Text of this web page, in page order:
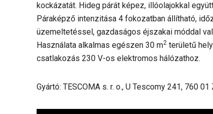
kockázatát. Hideg párát képez, illóolajokkal
Páraképző intenzitása 4 fokozatban állítható,
üzemeltetéssel, gazdaságos éjszakai móddal
Használata alkalmas egészen 30 m2 területű
csatlakozás 230 V-os elektromos hálózathoz.
Gyártó: TESCOMA s. r. o., U Tescomy 241, 760 01